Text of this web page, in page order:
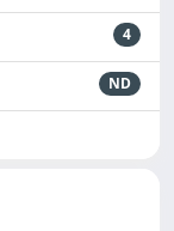
4
ND